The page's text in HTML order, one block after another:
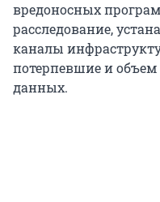
вредоносных
расследование,
каналы
потерпевшие и
данных.